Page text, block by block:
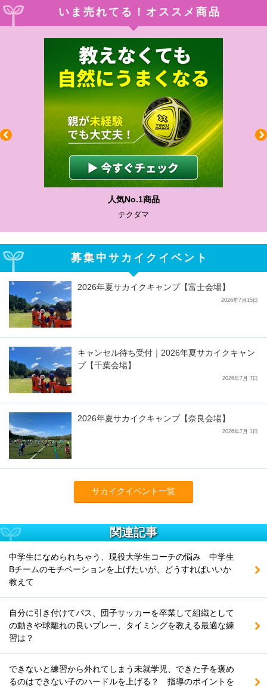
いま売れてる！オススメ商品
わかりやすい質問に沿って書ける
サカイクサッカーノート
募集中サカイクイベント
2026年夏サカイクキャンプ【富士会場】
2026年7月15日
キャンセル待ち受付｜2026年夏サカイクキャン
プ【千葉会場】
2026年7月 7日
2026年夏サカイクキャンプ【奈良会場】
2026年7月 1日
サカイクイベント一覧
関連記事
中学生になめられちゃう、現役大学生コーチの悩み 中学生
Bチームのモチベーションを上げたいが、どうすればいいか
教えて
自分に引き付けてパス、団子サッカーを卒業して組織として
の動きや球離れの良いプレー、タイミングを教える最適な練
習は？
できないと練習から外れてしまう未就学児、できた子を褒め
るのはできない子のハードルを上げる？ 指導のポイントを